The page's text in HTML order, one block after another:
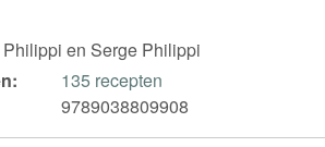
en Serge Philippi
135 recepten
9789038809908